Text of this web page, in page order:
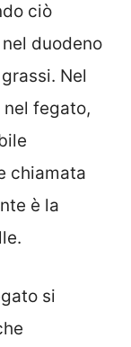
ciò
duodeno
Nel
fegato,
chiamata
è la
si